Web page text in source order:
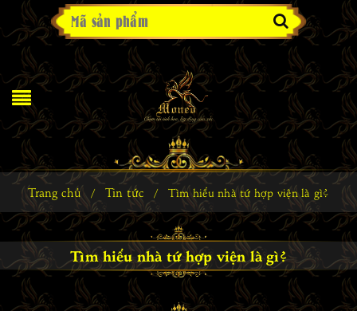
Trang chủ / Tin tức / Tìm hiểu nhà tứ hợp viện là gì?
Tìm hiểu nhà tứ hợp viện là gì?